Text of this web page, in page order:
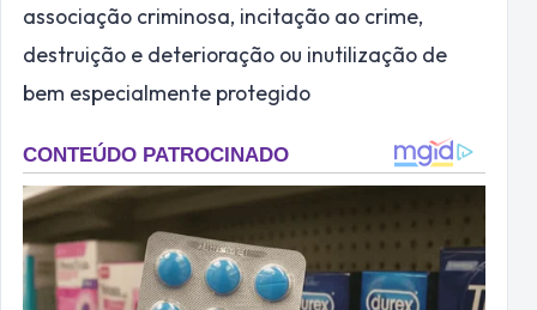
associação criminosa, incitação ao crime,
destruição e deterioração ou inutilização de
bem especialmente protegido